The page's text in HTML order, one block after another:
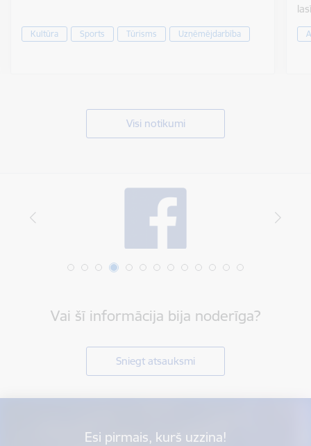
Kultūra Sports Tūrisms Uzņēmējdarbība
Visi notikumi
Vai šī informācija bija noderīga?
Sniegt atsauksmi
Esi pirmais, kurš uzzina!